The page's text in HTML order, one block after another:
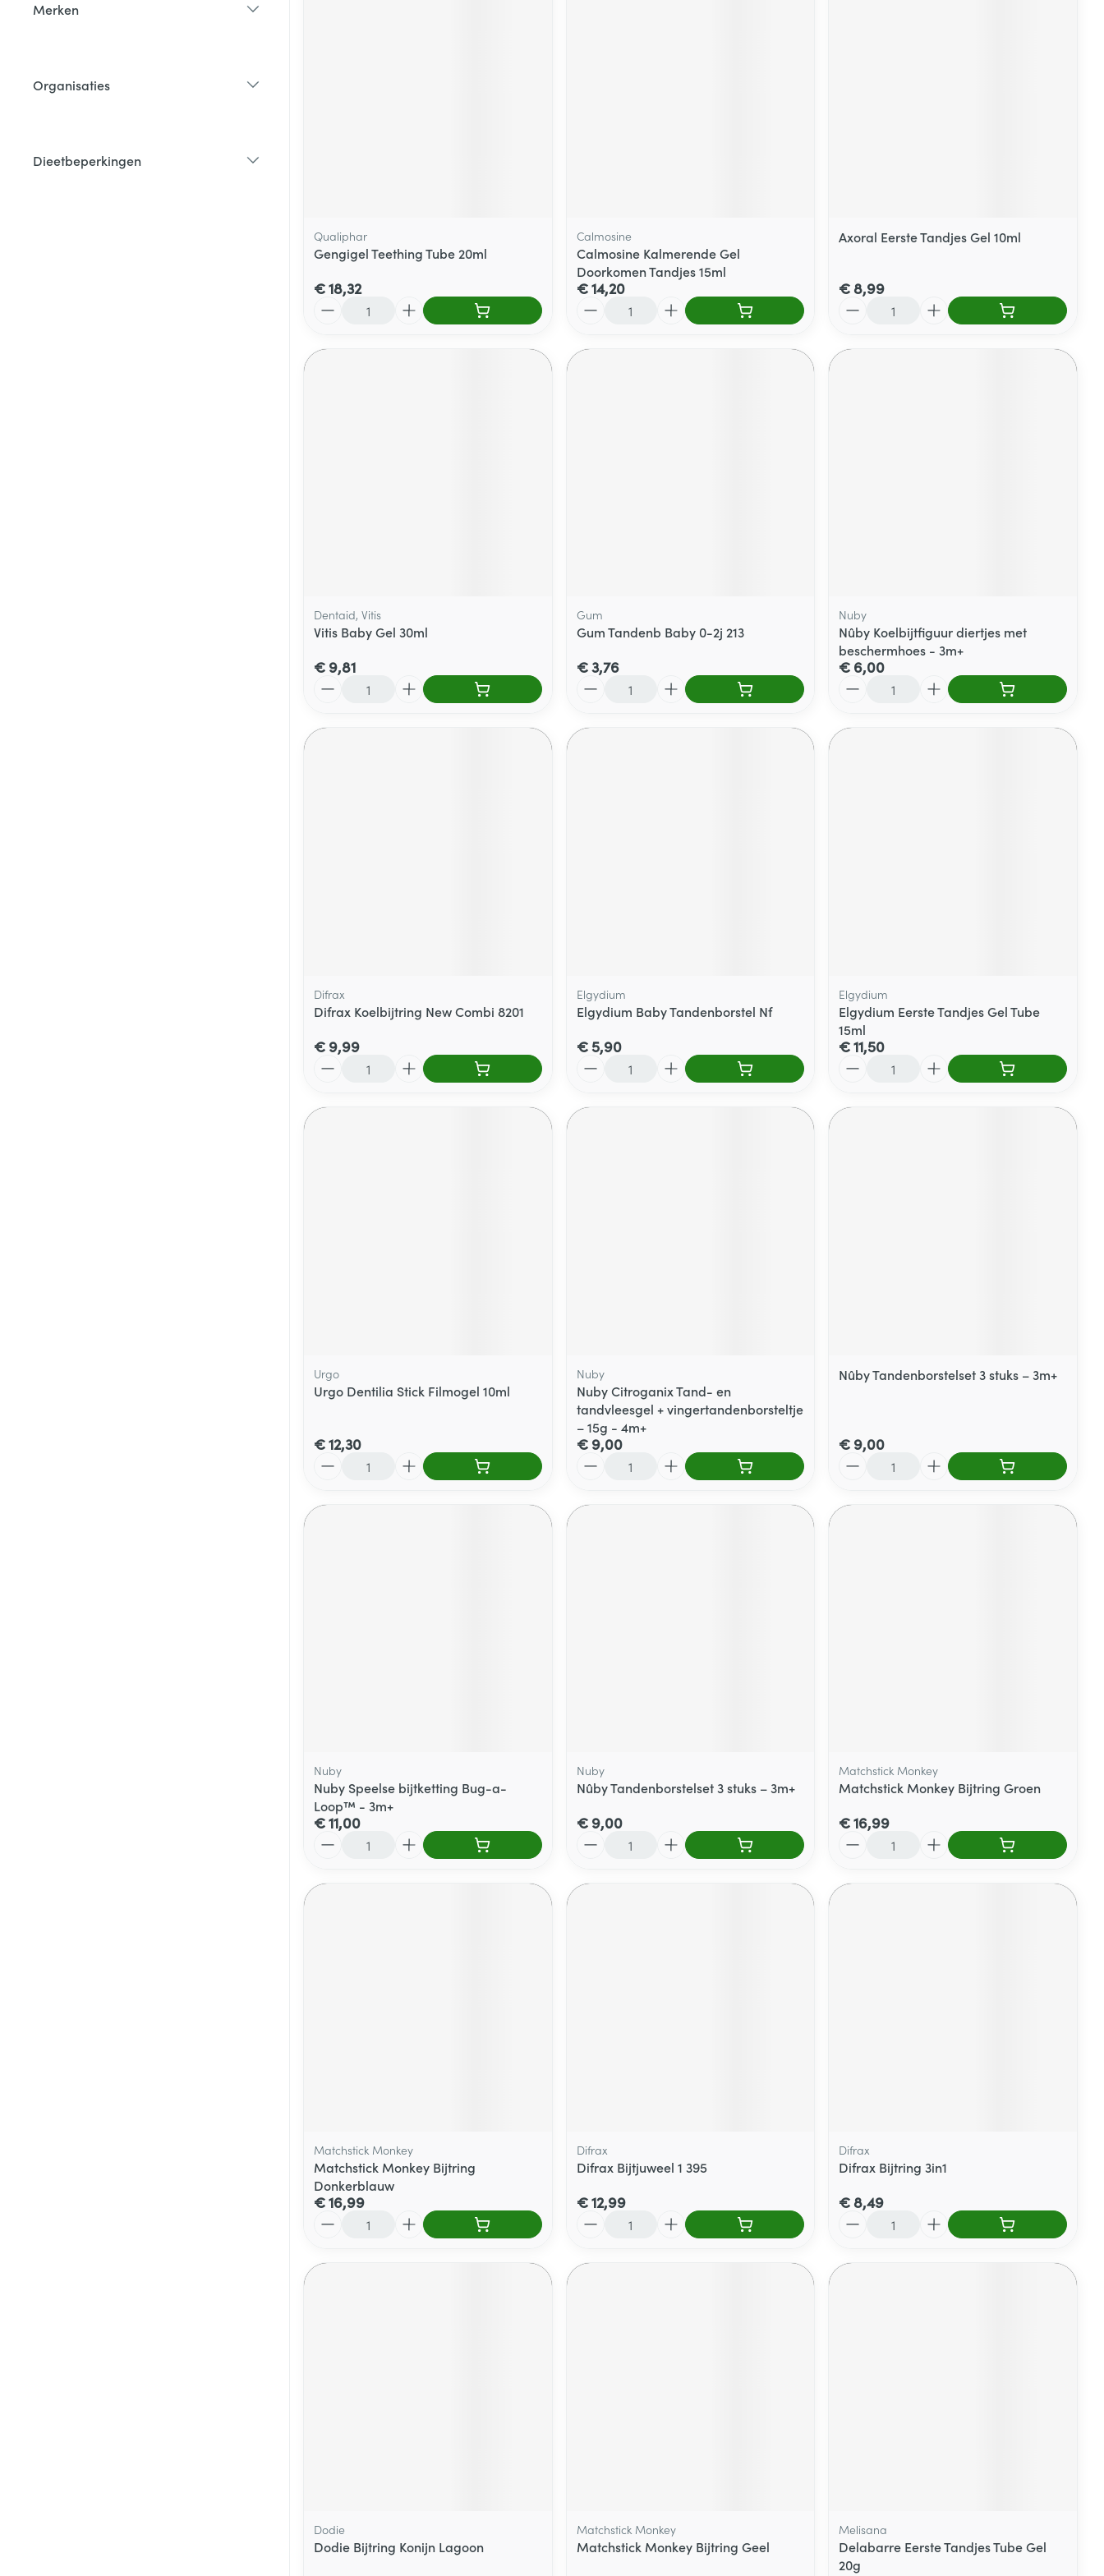
Merken
Organisaties
Dieetbeperkingen
Qualiphar
Gengigel Teething Tube 20ml
€ 18,32
Calmosine
Calmosine Kalmerende Gel
Doorkomen Tandjes 15ml
€ 14,20
Axoral Eerste Tandjes Gel 10ml
€ 8,99
Dentaid, Vitis
Vitis Baby Gel 30ml
€ 9,81
Gum
Gum Tandenb Baby 0-2j 213
€ 3,76
Nuby
Nûby Koelbijtfiguur diertjes met
beschermhoes - 3m+
€ 6,00
Difrax
Difrax Koelbijtring New Combi 8201
€ 9,99
Elgydium
Elgydium Baby Tandenborstel Nf
€ 5,90
Elgydium
Elgydium Eerste Tandjes Gel Tube
15ml
€ 11,50
Urgo
Urgo Dentilia Stick Filmogel 10ml
€ 12,30
Nuby
Nuby Citroganix Tand- en
tandvleesgel + vingertandenborsteltje
– 15g - 4m+
€ 9,00
Nûby Tandenborstelset 3 stuks – 3m+
€ 9,00
Nuby
Nuby Speelse bijtketting Bug-a-
Loop™ - 3m+
€ 11,00
Nuby
Nûby Tandenborstelset 3 stuks – 3m+
€ 9,00
Matchstick Monkey
Matchstick Monkey Bijtring Groen
€ 16,99
Matchstick Monkey
Matchstick Monkey Bijtring
Donkerblauw
€ 16,99
Difrax
Difrax Bijtjuweel 1 395
€ 12,99
Difrax
Difrax Bijtring 3in1
€ 8,49
Dodie
Dodie Bijtring Konijn Lagoon
Matchstick Monkey
Matchstick Monkey Bijtring Geel
Melisana
Delabarre Eerste Tandjes Tube Gel
20g